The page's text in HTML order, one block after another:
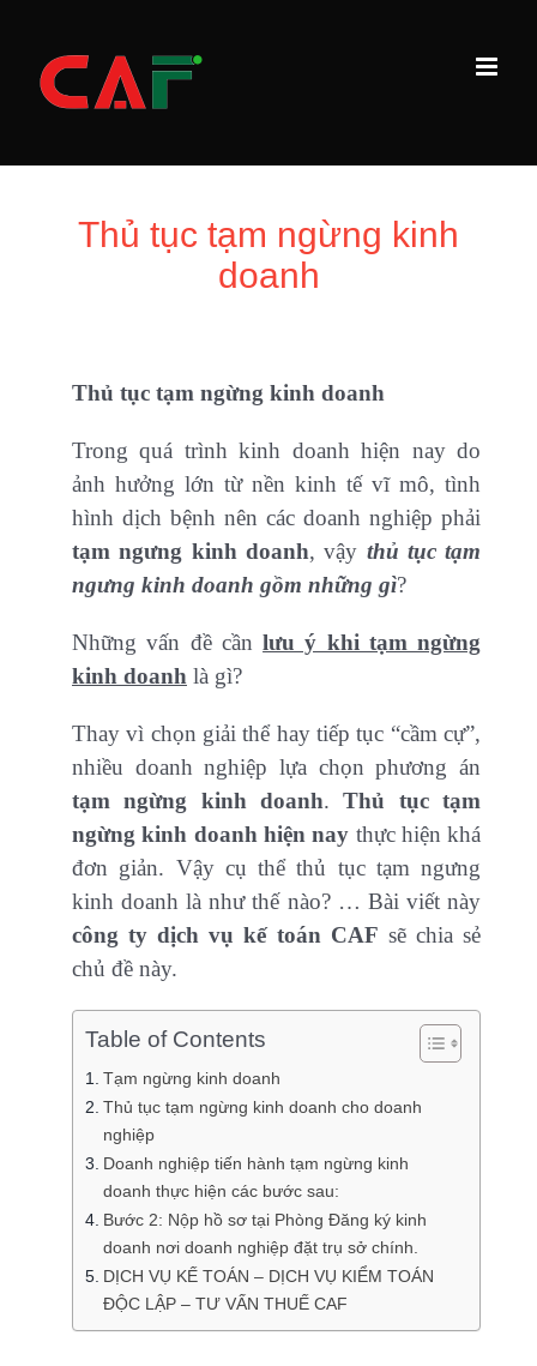
content
Thủ tục tạm ngừng kinh
doanh
Thủ tục tạm ngừng kinh doanh
Trong quá trình kinh doanh hiện nay do
ảnh hưởng lớn từ nền kinh tế vĩ mô, tình
hình dịch bệnh nên các doanh nghiệp phải
tạm ngưng kinh doanh, vậy thủ tục tạm
ngưng kinh doanh gồm những gì?
Những vấn đề cầnlưu ý khi tạm ngừng
kinh doanh là gì?
Thay vì chọn giải thể hay tiếp tục “cầm cự”,
nhiều doanh nghiệp lựa chọn phương án
tạm ngừng kinh doanh.Thủ tục tạm
ngừng kinh doanh hiện nay thực hiện khá
đơn giản. Vậy cụ thể thủ tục tạm ngưng
kinh doanh là như thế nào? … Bài viết này
công ty dịch vụ kế toán CAF sẽ chia sẻ
chủ đề này.
Table of Contents
Tạm ngừng kinh doanh
Thủ tục tạm ngừng kinh doanh cho doanh
nghiệp
Doanh nghiệp tiến hành tạm ngừng kinh
doanh thực hiện các bước sau:
Bước 2: Nộp hồ sơ tại Phòng Đăng ký kinh
doanh nơi doanh nghiệp đặt trụ sở chính.
DỊCH VỤ KẾ TOÁN – DỊCH VỤ KIỂM TOÁN
ĐỘC LẬP – TƯ VẤN THUẾ CAF